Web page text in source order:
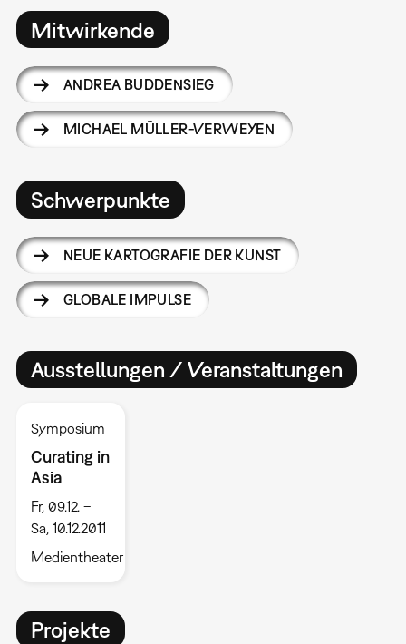
Mitwirkende
ANDREA BUDDENSIEG
MICHAEL MÜLLER-VERWEYEN
Schwerpunkte
NEUE KARTOGRAFIE DER KUNST
GLOBALE IMPULSE
Ausstellungen / Veranstaltungen
Symposium
Curating in
Asia
Fr, 09.12. –
Sa, 10.12.2011
Medientheater
Projekte